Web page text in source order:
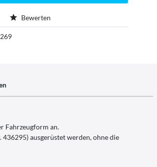
Bewerten
Fahrzeugform an.
ausgerüstet werden, ohne die